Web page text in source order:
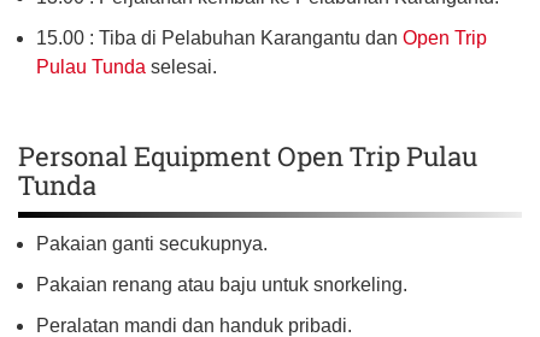
15.00 : Tiba di Pelabuhan Karangantu dan Open Trip
Pulau Tunda selesai.
Personal Equipment Open Trip Pulau
Tunda
Pakaian ganti secukupnya.
Pakaian renang atau baju untuk snorkeling.
Peralatan mandi dan handuk pribadi.